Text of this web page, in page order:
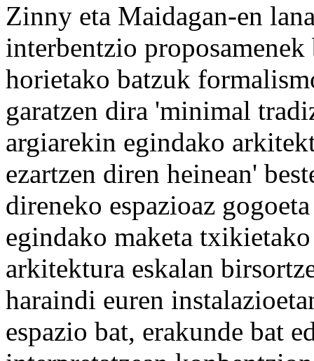
Zinny eta Maidagan-en
interbentzio
horietako batzuk
garatzen dira 'minimal
argiarekin egindako
ezartzen diren heinean'
direneko espazioaz
egindako maketa
arkitektura eskalan
haraindi euren
espazio bat, erakunde bat